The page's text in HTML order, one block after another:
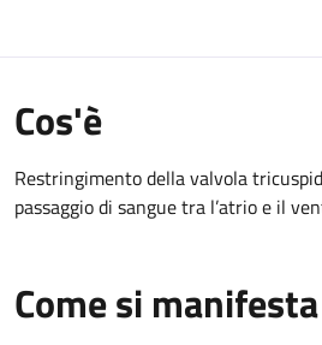
Cos'è
Restringimento della valvola
passaggio di sangue tra l’atrio e il
Come si manifesta